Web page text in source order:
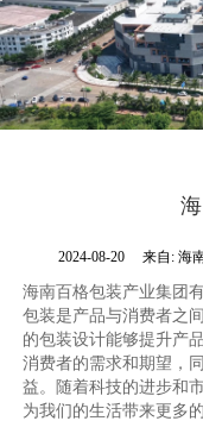
2024-08-20 来自: 海
海南百格包装产业集团
包装是产品与消费者之
的包装设计能够提升产
消费者的需求和期望，
益。随着科技的进步和
为我们的生活带来更多